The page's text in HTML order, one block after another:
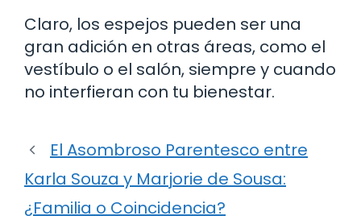
Claro, los espejos pueden ser una
gran adición en otras áreas, como el
vestíbulo o el salón, siempre y cuando
no interfieran con tu bienestar.
El Asombroso Parentesco entre
Karla Souza y Marjorie de Sousa:
¿Familia o Coincidencia?